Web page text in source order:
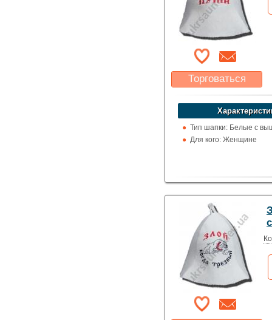
Торговаться
Какая цена Вас
устроит?
Указать цену
Тип шапки: Белые с
Для кого: Женщине